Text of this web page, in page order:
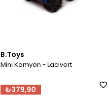
B.Toys
Mini Kamyon - Lacivert
₺379,90